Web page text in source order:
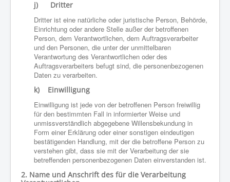
j) Dritter
Dritter ist eine natürliche oder juristische Person, Behörde,
Einrichtung oder andere Stelle außer der betroffenen
Person, dem Verantwortlichen, dem Auftragsverarbeiter
und den Personen, die unter der unmittelbaren
Verantwortung des Verantwortlichen oder des
Auftragsverarbeiters befugt sind, die personenbezogenen
Daten zu verarbeiten.
k) Einwilligung
Einwilligung ist jede von der betroffenen Person freiwillig
für den bestimmten Fall in informierter Weise und
unmissverständlich abgegebene Willensbekundung in
Form einer Erklärung oder einer sonstigen eindeutigen
bestätigenden Handlung, mit der die betroffene Person zu
verstehen gibt, dass sie mit der Verarbeitung der sie
betreffenden personenbezogenen Daten einverstanden ist.
2. Name und Anschrift des für die Verarbeitung